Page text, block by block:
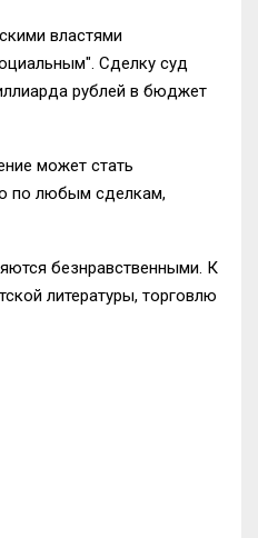
властями
Сделку суд
рублей в бюджет
может стать
по любым сделкам,
безнравственными. К
литературы, торговлю